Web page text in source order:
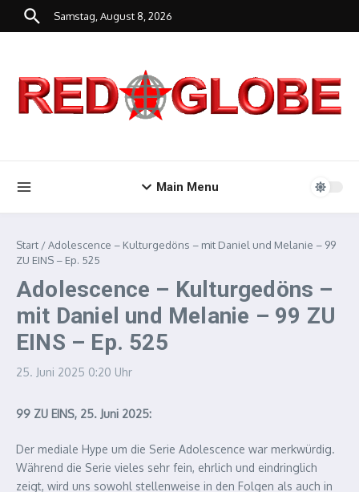
Zum Inhalt springen
Samstag, August 8, 2026
Main Menu
Start /Adolescence – Kulturgedöns – mit Daniel und Melanie – 99
ZU EINS – Ep. 525
Adolescence – Kulturgedöns –
mit Daniel und Melanie – 99 ZU
EINS – Ep. 525
25. Juni 2025 0:20 Uhr
99 ZU EINS, 25. Juni 2025:
Der mediale Hype um die Serie Adolescence war merkwürdig.
Während die Serie vieles sehr fein, ehrlich und eindringlich
zeigt, wird uns sowohl stellenweise in den Folgen als auch in